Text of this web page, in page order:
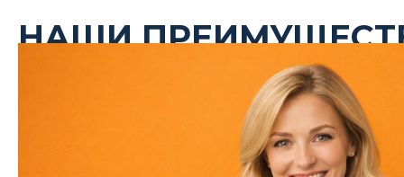
НАШИ